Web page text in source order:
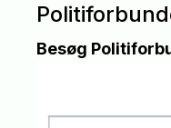
Besøg